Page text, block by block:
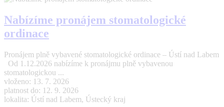
Nabízíme pronájem stomatologické
ordinace
Pronájem plně vybavené stomatologické ordinace – Ústí nad Labem
Od 1.12.2026 nabízíme k pronájmu plně vybavenou
stomatologickou ...
vloženo: 13. 7. 2026
platnost do: 12. 9. 2026
lokalita: Ústí nad Labem, Ústecký kraj